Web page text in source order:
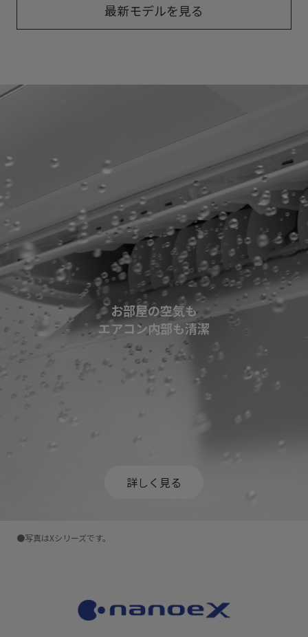
最新モデルを見る
お部屋の空気も
エアコン内部も清潔
詳しく見る
●写真はXシリーズです。